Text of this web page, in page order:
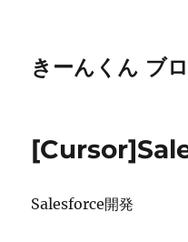
きーんくん ブ
Salesforce開発